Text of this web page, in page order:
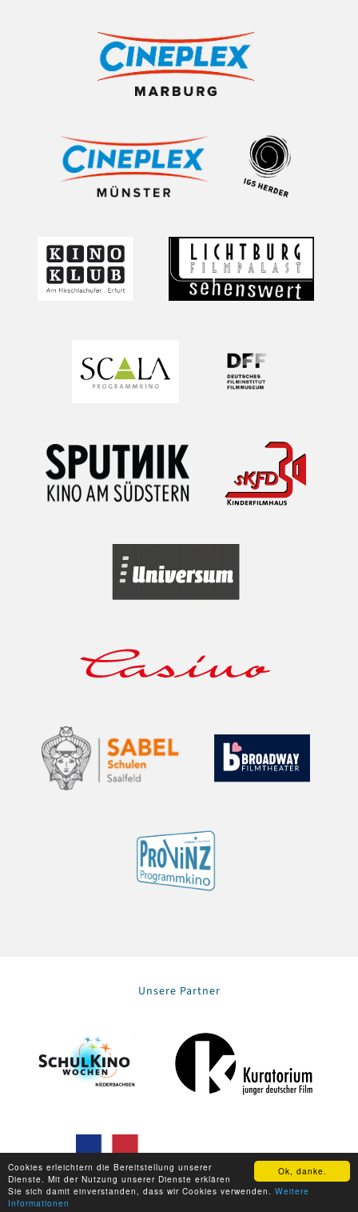
Ok, danke.
Cookies erleichtern die Bereitstellung unserer
Dienste. Mit der Nutzung unserer Dienste erklären
Sie sich damit einverstanden, dass wir Cookies verwenden. Weitere
Informationen
Unsere Partner